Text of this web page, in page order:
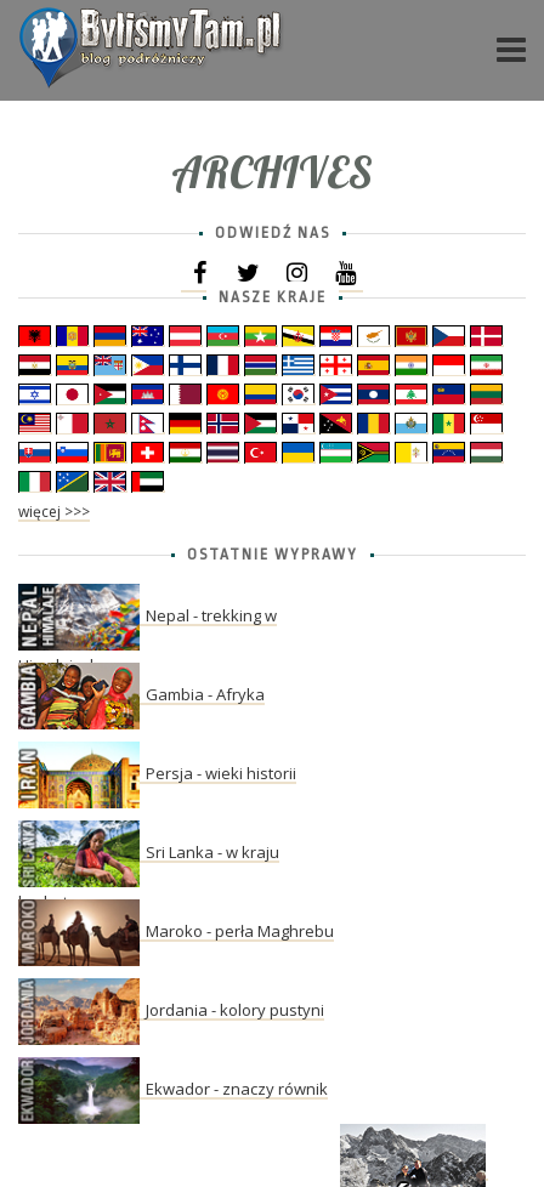
ARCHIVES
ODWIEDŹ NAS
NASZE KRAJE
więcej >>>
OSTATNIE WYPRAWY
Nepal - trekking w
Himalajach
Gambia - Afryka
Persja - wieki historii
Sri Lanka - w kraju
herbaty
Maroko - perła Maghrebu
Jordania - kolory pustyni
Ekwador - znaczy równik